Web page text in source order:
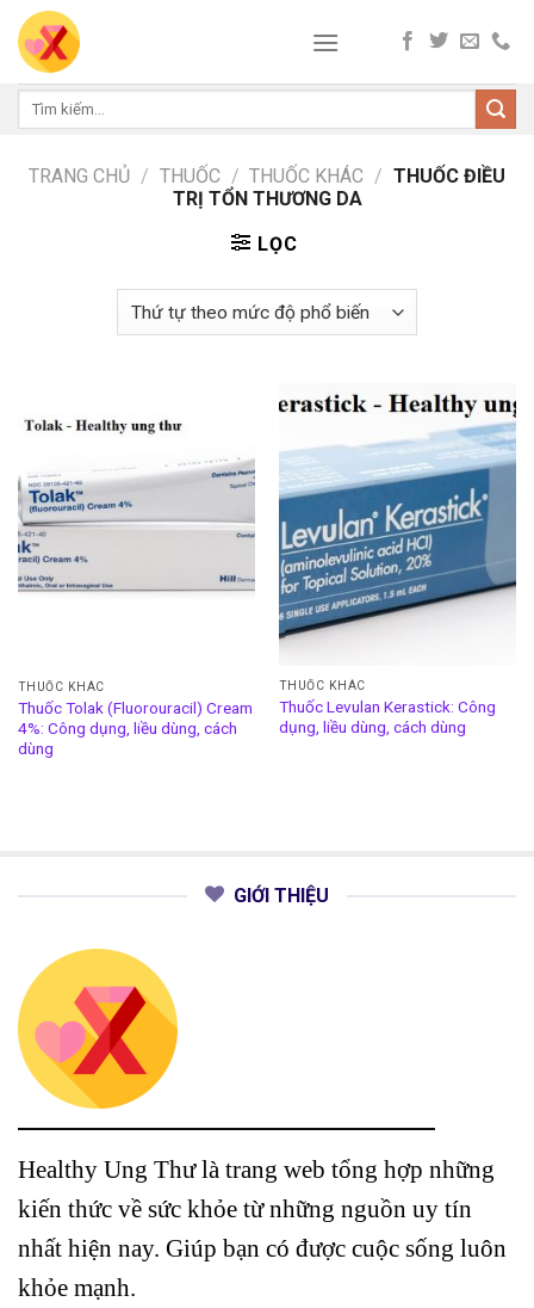
Skip
content
Tìm
TRANG CHỦ / THUỐC / THUỐC KHÁC / THUỐC ĐIỀU
TRỊ TỔN THƯƠNG DA
LỌC
THUỐC KHÁC
Thuốc Tolak (Fluorouracil) Cream
4%: Công dụng, liều dùng, cách
dùng
THUỐC KHÁC
Thuốc Levulan Kerastick: Công
dụng, liều dùng, cách dùng
GIỚI THIỆU
Healthy Ung Thư là trang web tổng hợp những
kiến thức về sức khỏe từ những nguồn uy tín
nhất hiện nay. Giúp bạn có được cuộc sống luôn
khỏe mạnh.